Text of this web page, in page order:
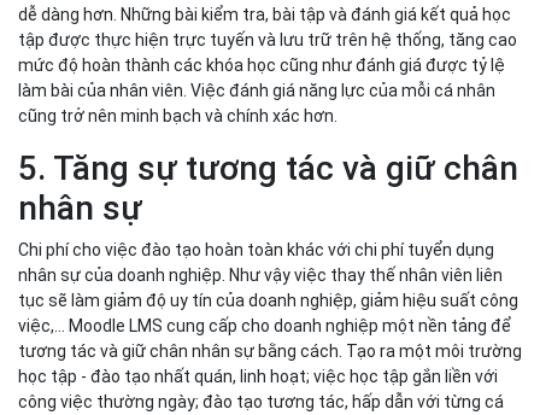
dễ dàng hơn. Những bài kiểm tra, bài tập và đánh giá kết quả học
tập được thực hiện trực tuyến và lưu trữ trên hệ thống, tăng cao
mức độ hoàn thành các khóa học cũng như đánh giá được tỷ lệ
làm bài của nhân viên. Việc đánh giá năng lực của mỗi cá nhân
cũng trở nên minh bạch và chính xác hơn.
5. Tăng sự tương tác và giữ chân
nhân sự
Chi phí cho việc đào tạo hoàn toàn khác với chi phí tuyển dụng
nhân sự của doanh nghiệp. Như vậy việc thay thế nhân viên liên
tục sẽ làm giảm độ uy tín của doanh nghiệp, giảm hiệu suất công
việc,... Moodle LMS cung cấp cho doanh nghiệp một nền tảng để
tương tác và giữ chân nhân sự bằng cách. Tạo ra một môi trường
học tập - đào tạo nhất quán, linh hoạt; việc học tập gắn liền với
công việc thường ngày; đào tạo tương tác, hấp dẫn với từng cá